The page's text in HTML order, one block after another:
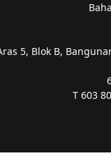
5, Blok B,
T 603